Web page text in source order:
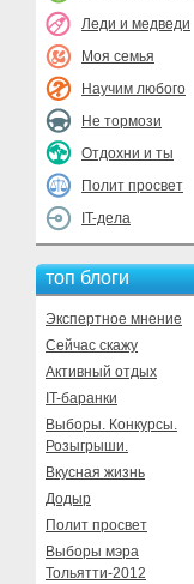
Леди и медведи
Моя семья
Научим любого
Не тормози
Отдохни и ты
Полит просвет
IT-дела
топ блоги
Экспертное мнение
Сейчас скажу
Активный отдых
IT-баранки
Выборы. Конкурсы.
Розыгрыши.
Вкусная жизнь
Додыр
Полит просвет
Выборы мэра
Тольятти-2012